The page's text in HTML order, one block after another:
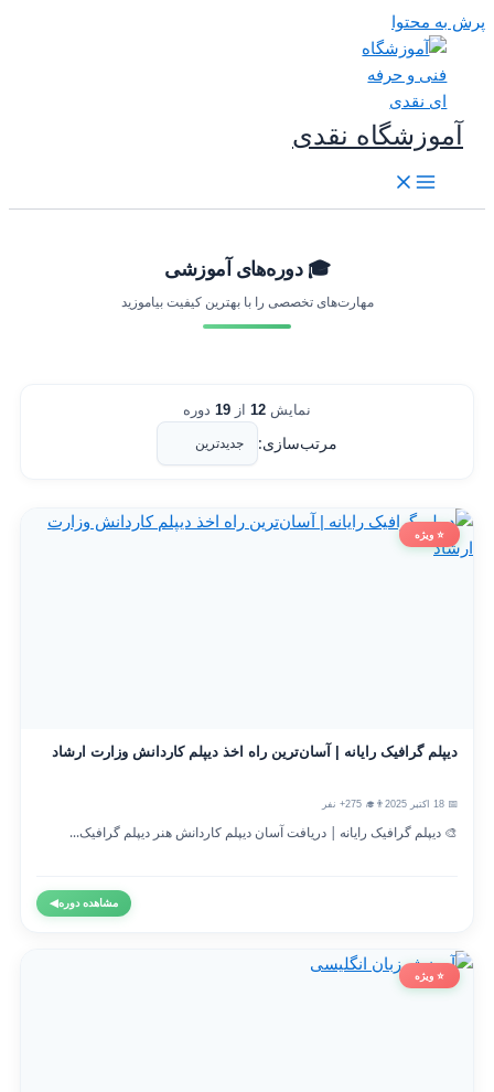
به محتوا
آموزشگاه نقدی
🎓 دوره‌های آموزشی
مهارت‌های تخصصی را با بهترین کیفیت بیاموزید
نمایش12 از 19 دوره
مرتب‌سازی:
⭐ ویژه
دیپلم گرافیک رایانه | آسان‌ترین راه اخذ دیپلم کاردانش وزارت ارشاد
👨‍🎓 275+ نفر
🎨 دیپلم گرافیک رایانه | دریافت آسان دیپلم کاردانش هنر دیپلم گرافیک...
مشاهده دوره◀
⭐ ویژه